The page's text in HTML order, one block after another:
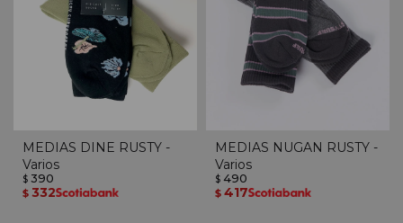
MEDIAS DINE RUSTY -
Varios
$ 390
$ 332
MEDIAS NUGAN RUSTY -
Varios
$ 490
$ 417